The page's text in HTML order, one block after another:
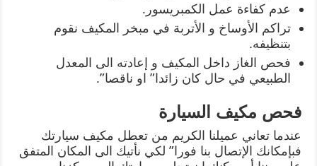
عدم كفاءة عمل الكمبريسور.
تراكم الأوساخ و الأتربة في مبخر المكيف نقوم
بتنظيفه.
فحص الغاز داخل المكيف و إعادته الى المعدل
الطبيعي في حال كان زائدا” او ناقصا”.
فحص مكيف السيارة
عندما تعاني عميلنا الكريم من تعطل مكيف سيارتك
فبإمكانك الإتصال بنا فورا” لكي نأتيك الى المكان المتفق